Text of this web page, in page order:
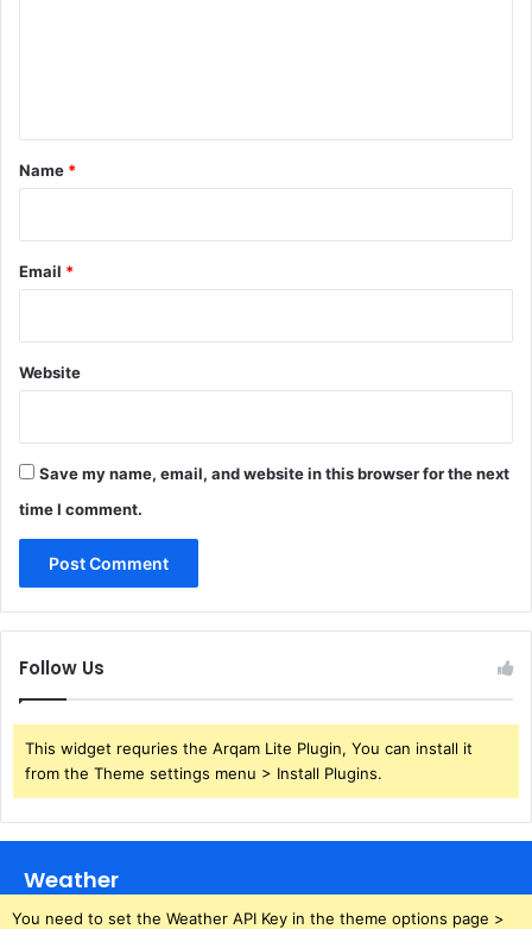
*
Name *
Email *
Website
Save my name, email, and website in this browser for the next
time I comment.
Follow Us
This widget requries the Arqam Lite Plugin, You can install it
from the Theme settings menu > Install Plugins.
Weather
You need to set the Weather API Key in the theme options page >